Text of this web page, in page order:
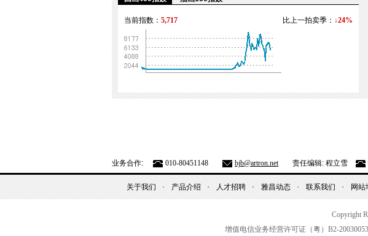
比上一拍卖季： ↓24%
当前指数： 5,717
业务合作: 010-80451148 bjb@artron.net 责任编辑: 程立雪
关于我们 产品介绍 人才招聘 雅昌动态 联系我们 网站
Copyright
增值电信业务经营许可证（粤） B2-20030053